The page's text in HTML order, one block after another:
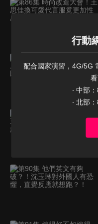
行動
配合國家演習，4G/5G
‧ 中部
‧ 北部